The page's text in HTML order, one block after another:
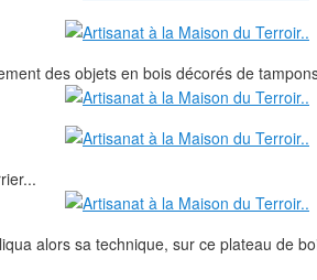
des objets en bois décorés de
alors sa technique, sur ce plateau de